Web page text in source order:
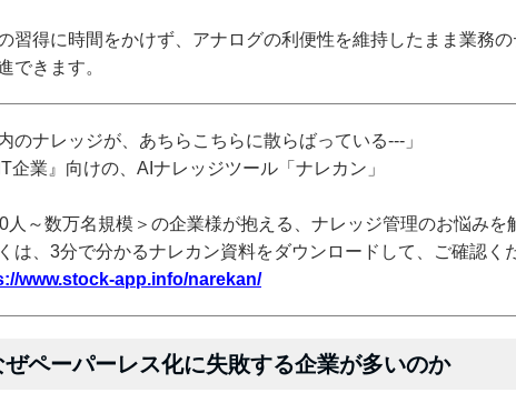
習得に時間をかけず、アナログの利便性を維持したまま業務
できます。
内のナレッジが、あちらこちらに散らばっている---」
IT企業』向けの、AIナレッジツール「ナレカン」
人～数万名規模＞の企業様が抱える、ナレッジ管理のお悩みを
は、3分で分かるナレカン資料をダウンロードして、ご確認く
www.stock-app.info/narekan/
ぜペーパーレス化に失敗する企業が多いのか